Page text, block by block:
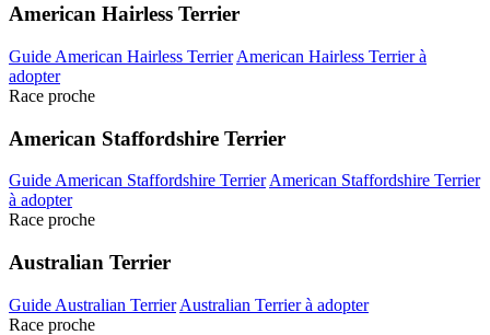
American Hairless Terrier
Guide American Hairless Terrier American Hairless Terrier à
adopter
Race proche
American Staffordshire Terrier
Guide American Staffordshire Terrier American Staffordshire Terrier
à adopter
Race proche
Australian Terrier
Guide Australian Terrier Australian Terrier à adopter
Race proche